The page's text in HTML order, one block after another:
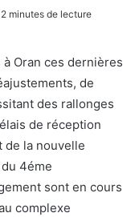
2 minutes de lecture
Oran ces dernières
de
des rallonges
de réception
de la nouvelle
4éme
sont en cours
complexe